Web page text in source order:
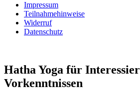
Impressum
Teilnahmehinweise
Widerruf
Datenschutz
Hatha Yoga für
Vorkenntnissen